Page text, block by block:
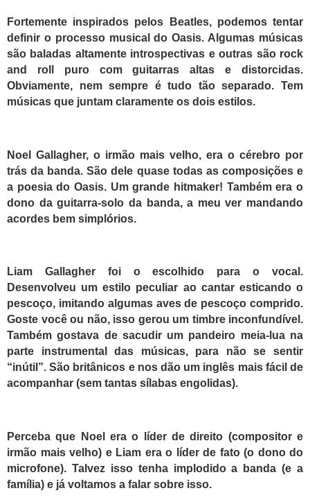
Fortemente inspirados pelos Beatles, podemos tentar
definir o processo musical do Oasis. Algumas músicas
são baladas altamente introspectivas e outras são rock
and roll puro com guitarras altas e distorcidas.
Obviamente, nem sempre é tudo tão separado. Tem
músicas que juntam claramente os dois estilos.
Noel Gallagher, o irmão mais velho, era o cérebro por
trás da banda. São dele quase todas as composições e
a poesia do Oasis. Um grande hitmaker! Também era o
dono da guitarra-solo da banda, a meu ver mandando
acordes bem simplórios.
Liam Gallagher foi o escolhido para o vocal.
Desenvolveu um estilo peculiar ao cantar esticando o
pescoço, imitando algumas aves de pescoço comprido.
Goste você ou não, isso gerou um timbre inconfundível.
Também gostava de sacudir um pandeiro meia-lua na
parte instrumental das músicas, para não se sentir
“inútil”. São britânicos e nos dão um inglês mais fácil de
acompanhar (sem tantas sílabas engolidas).
Perceba que Noel era o líder de direito (compositor e
irmão mais velho) e Liam era o líder de fato (o dono do
microfone). Talvez isso tenha implodido a banda (e a
família) e já voltamos a falar sobre isso.